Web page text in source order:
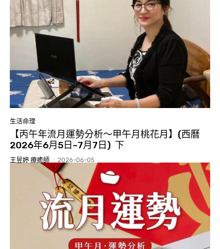
生活命理
【丙午年流月運勢分析～甲午月桃花月】(西曆
2026年6月5日~7月7日) 下
王昱婷 療癒師 - 2026-06-05